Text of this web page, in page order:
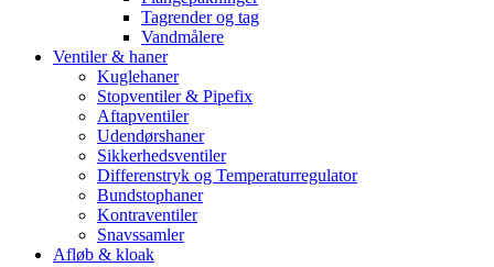
Tagrender og tag
Vandmålere
Ventiler & haner
Kuglehaner
Stopventiler & Pipefix
Aftapventiler
Udendørshaner
Sikkerhedsventiler
Differenstryk og Temperaturregulator
Bundstophaner
Kontraventiler
Snavssamler
Afløb & kloak